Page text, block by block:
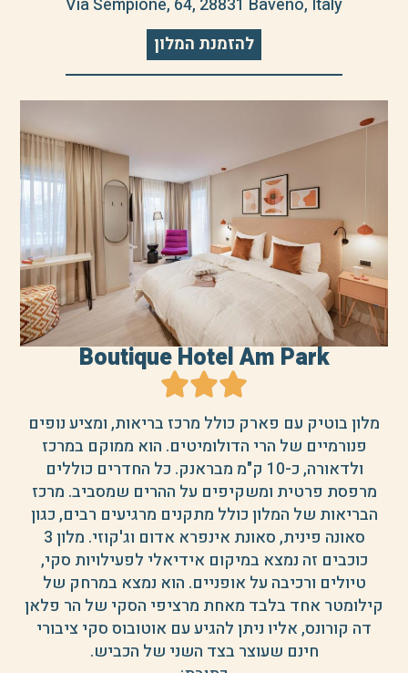
Via Sempione, 64, 28831 Baveno, Italy
להזמנת המלון
Boutique Hotel Am Park
מלון בוטיק עם פארק כולל מרכז בריאות, ומציע נופים
פנורמיים של הרי הדולומיטים. הוא ממוקם במרכז
ולדאורה, כ-10 ק"מ מבראנק. כל החדרים כוללים
מרפסת פרטית ומשקיפים על ההרים שמסביב. מרכז
הבריאות של המלון כולל מתקנים מרגיעים רבים, כגון
סאונה פינית, סאונת אינפרא אדום וג'קוזי. מלון 3
כוכבים זה נמצא במיקום אידיאלי לפעילויות סקי,
טיולים ורכיבה על אופניים. הוא נמצא במרחק של
קילומטר אחד בלבד מאחת מרציפי הסקי של הר פלאן
דה קורונס, אליו ניתן להגיע עם אוטובוס סקי ציבורי
חינם שעוצר בצד השני של הכביש.